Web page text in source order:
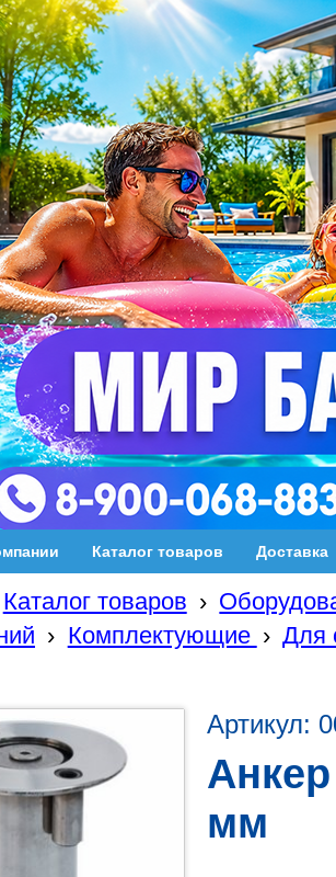
Каталог товаров Доставка
Каталог товаров ›
› Комплектующие › Для
Артикул:
мм